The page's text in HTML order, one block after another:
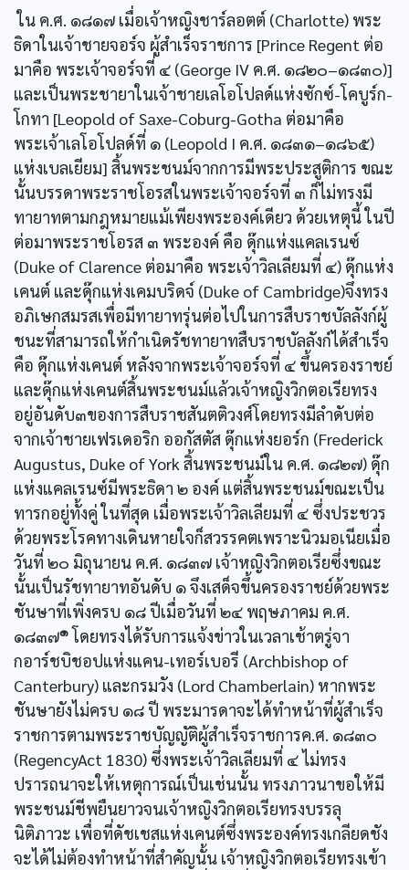
ใน ค.ศ. ๑๘๑๗ เมื่อเจ้าหญิงชาร์ลอตต์ (Charlotte) พระ
ธิดาในเจ้าชายจอร์จ ผู้สำเร็จราชการ [Prince Regent ต่อ
มาคือ พระเจ้าจอร์จที่ ๔ (George IV ค.ศ. ๑๘๒๐–๑๘๓๐)]
และเป็นพระชายาในเจ้าชายเลโอโปลด์แห่งซักซ์-โคบูร์ก-
โกทา [Leopold of Saxe-Coburg-Gotha ต่อมาคือ
พระเจ้าเลโอโปลด์ที่ ๑ (Leopold I ค.ศ. ๑๘๓๑–๑๘๖๕)
แห่งเบลเยียม] สิ้นพระชนม์จากการมีพระประสูติการ ขณะ
นั้นบรรดาพระราชโอรสในพระเจ้าจอร์จที่ ๓ ก็ไม่ทรงมี
ทายาทตามกฎหมายแม้เพียงพระองค์เดียว ด้วยเหตุนี้ ในปี
ต่อมาพระราชโอรส ๓ พระองค์ คือ ดุ๊กแห่งแคลเรนซ์
(Duke of Clarence ต่อมาคือ พระเจ้าวิลเลียมที่ ๔) ดุ๊กแห่ง
เคนต์ และดุ๊กแห่งเคมบริดจ์ (Duke of Cambridge)จึงทรง
อภิเษกสมรสเพื่อมีทายาทรุ่นต่อไปในการสืบราชบัลลังก์ผู้
ชนะที่สามารถให้กำเนิดรัชทายาทสืบราชบัลลังก์ได้สำเร็จ
คือ ดุ๊กแห่งเคนต์ หลังจากพระเจ้าจอร์จที่ ๔ ขึ้นครองราชย์
และดุ๊กแห่งเคนต์สิ้นพระชนม์แล้วเจ้าหญิงวิกตอเรียทรง
อยู่อันดับ๓ของการสืบราชสันตติวงศ์โดยทรงมีลำดับต่อ
จากเจ้าชายเฟรเดอริก ออกัสตัส ดุ๊กแห่งยอร์ก (Frederick
Augustus, Duke of York สิ้นพระชนม์ใน ค.ศ. ๑๘๒๗) ดุ๊ก
แห่งแคลเรนซ์มีพระธิดา ๒ องค์ แต่สิ้นพระชนม์ขณะเป็น
ทารกอยู่ทั้งคู่ ในที่สุด เมื่อพระเจ้าวิลเลียมที่ ๔ ซึ่งประชวร
ด้วยพระโรคทางเดินหายใจก็สวรรคตเพราะนิวมอเนียเมื่อ
วันที่ ๒๐ มิถุนายน ค.ศ. ๑๘๓๗ เจ้าหญิงวิกตอเรียซึ่งขณะ
นั้นเป็นรัชทายาทอันดับ ๑ จึงเสด็จขึ้นครองราชย์ด้วยพระ
ชันษาที่เพิ่งครบ ๑๘ ปีเมื่อวันที่ ๒๔ พฤษภาคม ค.ศ.
๑๘๓๗๑โดยทรงได้รับการแจ้งข่าวในเวลาเช้าตรู่จา
กอาร์ชบิชอปแห่งแคน-เทอร์เบอรี (Archbishop of
Canterbury) และกรมวัง (Lord Chamberlain) หากพระ
ชันษายังไม่ครบ ๑๘ ปี พระมารดาจะได้ทำหน้าที่ผู้สำเร็จ
ราชการตามพระราชบัญญัติผู้สำเร็จราชการค.ศ. ๑๘๓๐
(RegencyAct 1830) ซึ่งพระเจ้าวิลเลียมที่ ๔ ไม่ทรง
ปรารถนาจะให้เหตุการณ์เป็นเช่นนั้น ทรงภาวนาขอให้มี
พระชนม์ชีพยืนยาวจนเจ้าหญิงวิกตอเรียทรงบรรลุ
นิติภาวะ เพื่อที่ดัชเชสแห่งเคนต์ซึ่งพระองค์ทรงเกลียดชัง
จะได้ไม่ต้องทำหน้าที่สำคัญนั้น เจ้าหญิงวิกตอเรียทรงเข้า